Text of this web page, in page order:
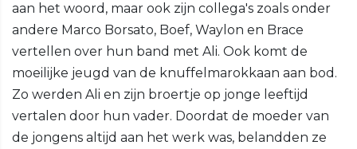
aan het woord, maar ook zijn collega's zoals onder
andere Marco Borsato, Boef, Waylon en Brace
vertellen over hun band met Ali. Ook komt de
moeilijke jeugd van de knuffelmarokkaan aan bod.
Zo werden Ali en zijn broertje op jonge leeftijd
vertalen door hun vader. Doordat de moeder van
de jongens altijd aan het werk was, belandden ze